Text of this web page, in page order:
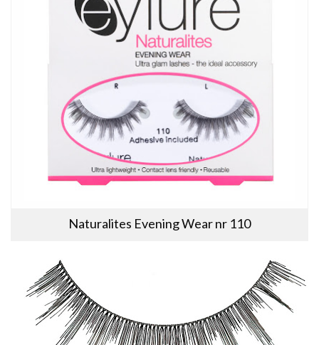
Naturalites Evening Wear nr 110